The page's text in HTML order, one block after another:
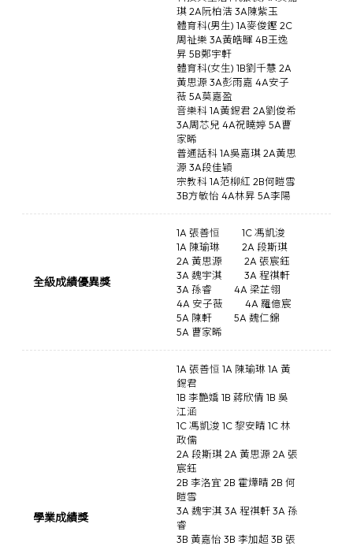
琪 2A阮柏浩 3A陳紫玉
體育科(男生) 1A麥俊鏗 2C
周祉樂 3A黃皓暉 4B王逸
昇 5B鄭宇軒
體育科(女生) 1B劉千慧 2A
黃思源 3A彭雨嘉 4A安子
薇 5A莫嘉盈
音樂科 1A黃錫君 2A劉俊希
3A周芯兒 4A祝曉婷 5A曹
家晞
普通話科 1A吳嘉琪 2A黃思
源 3A段佳穎
宗教科 1A范柳紅 2B何暟雪
3B方敏怡 4A林昇 5A李陽
全級成績優異獎
1A 張善恒
1C 馮凱浚
1A 陳瑜琳
2A 段斯琪
2A 黃思源
2A 張宸鈺
3A 魏宇淇
3A 程祺軒
3A 孫睿
4A 梁芷翎
4A 安子薇
4A 羅億宸
5A 陳軒
5A 魏仁錦
5A 曹家晞
學業成績獎
1A 張善恒 1A 陳瑜琳 1A 黃
錫君
1B 李艷嬌 1B 蔣欣倩 1B 吳
江涵
1C 馮凱浚 1C 黎安晴 1C 林
政儒
2A 段斯琪 2A 黃思源 2A 張
宸鈺
2B 李洛宜 2B 霍燁晴 2B 何
暟雪
3A 魏宇淇 3A 程祺軒 3A 孫
睿
3B 黃嘉怡 3B 李加超 3B 張